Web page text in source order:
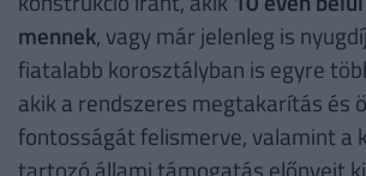
mennek, vagy már jelenleg is
fiatalabb korosztályban is egyre
akik a rendszeres megtakarítás és
fontosságát felismerve, valamint a